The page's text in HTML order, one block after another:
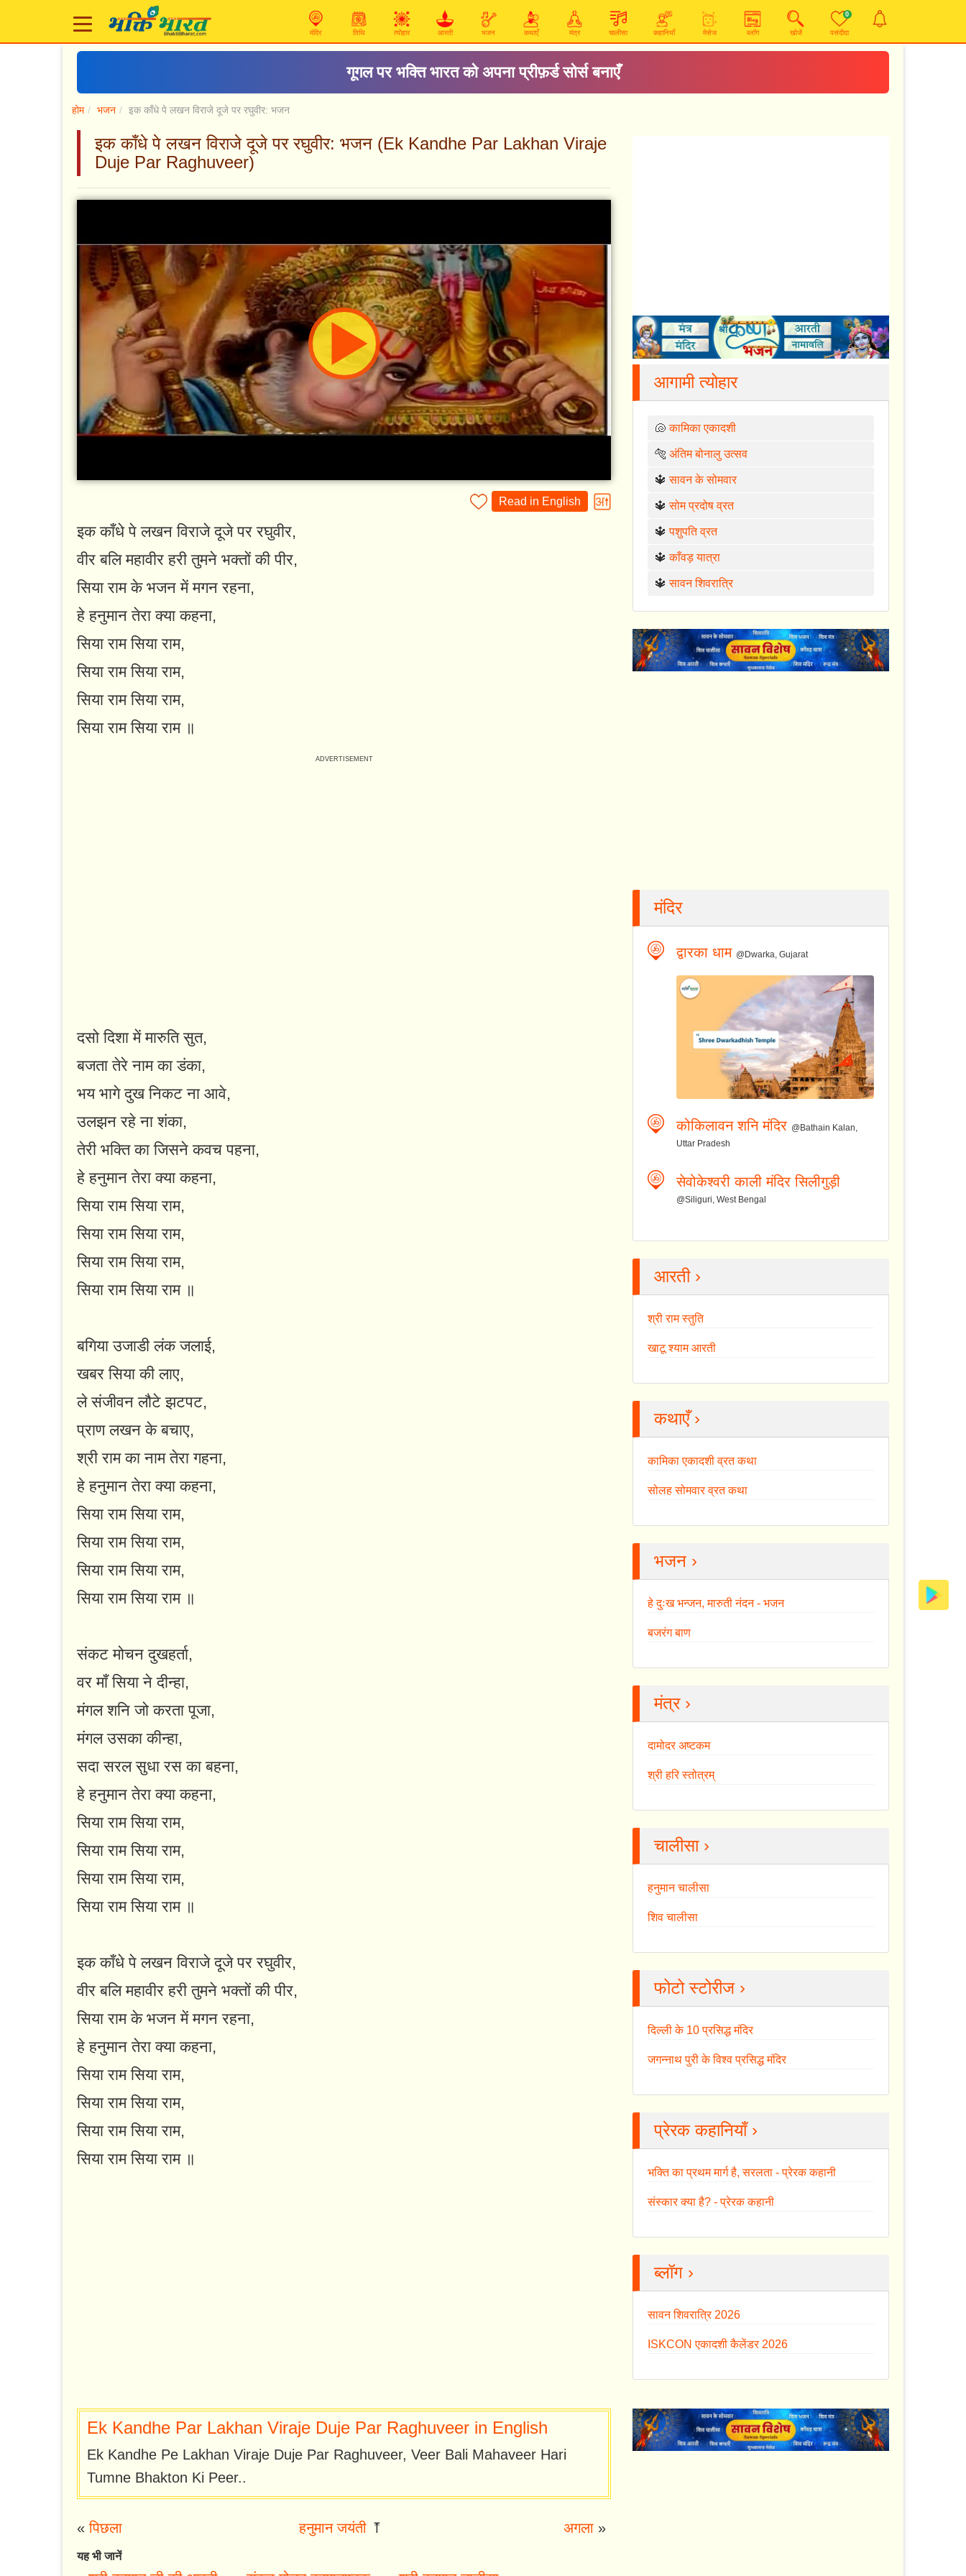
मंदिर तिथि त्योहार आरती भजन कथाएँ मंत्र चालीसा कहानियाँ मेसेज ब्लॉग खोजें
0
पसंदीदा
गूगल पर भक्ति भारत को अपना प्रीफ़र्ड सोर्स बनाएँ
होम भजन इक काँधे पे लखन विराजे दूजे पर रघुवीर: भजन
इक काँधे पे लखन विराजे दूजे पर रघुवीर: भजन (Ek Kandhe Par Lakhan Viraje
Duje Par Raghuveer)
Read in English
इक काँधे पे लखन विराजे दूजे पर रघुवीर,
वीर बलि महावीर हरी तुमने भक्तों की पीर,
सिया राम के भजन में मगन रहना,
हे हनुमान तेरा क्या कहना,
सिया राम सिया राम,
सिया राम सिया राम,
सिया राम सिया राम,
सिया राम सिया राम ॥
दसो दिशा में मारुति सुत,
बजता तेरे नाम का डंका,
भय भागे दुख निकट ना आवे,
उलझन रहे ना शंका,
तेरी भक्ति का जिसने कवच पहना,
हे हनुमान तेरा क्या कहना,
सिया राम सिया राम,
सिया राम सिया राम,
सिया राम सिया राम,
सिया राम सिया राम ॥
बगिया उजाडी लंक जलाई,
खबर सिया की लाए,
ले संजीवन लौटे झटपट,
प्राण लखन के बचाए,
श्री राम का नाम तेरा गहना,
हे हनुमान तेरा क्या कहना,
सिया राम सिया राम,
सिया राम सिया राम,
सिया राम सिया राम,
सिया राम सिया राम ॥
संकट मोचन दुखहर्ता,
वर माँ सिया ने दीन्हा,
मंगल शनि जो करता पूजा,
मंगल उसका कीन्हा,
सदा सरल सुधा रस का बहना,
हे हनुमान तेरा क्या कहना,
सिया राम सिया राम,
सिया राम सिया राम,
सिया राम सिया राम,
सिया राम सिया राम ॥
इक काँधे पे लखन विराजे दूजे पर रघुवीर,
वीर बलि महावीर हरी तुमने भक्तों की पीर,
सिया राम के भजन में मगन रहना,
हे हनुमान तेरा क्या कहना,
सिया राम सिया राम,
सिया राम सिया राम,
सिया राम सिया राम,
सिया राम सिया राम ॥
Ek Kandhe Par Lakhan Viraje Duje Par Raghuveer in English
Ek Kandhe Pe Lakhan Viraje Duje Par Raghuveer, Veer Bali Mahaveer Hari
Tumne Bhakton Ki Peer..
«पिछला हनुमान जयंती ⤒ अगला»
यह भी जानें
आगामी त्योहार
🐚कामिका एकादशी
🐅अंतिम बोनालु उत्सव
🔱सावन के सोमवार
🔱सोम प्रदोष व्रत
🔱पशुपति व्रत
🔱काँवड़ यात्रा
🔱सावन शिवरात्रि
मंदिर
द्वारका धाम @Dwarka, Gujarat
कोकिलावन शनि मंदिर @Bathain Kalan,
Uttar Pradesh
सेवोकेश्वरी काली मंदिर सिलीगुड़ी
@Siliguri, West Bengal
आरती ›
श्री राम स्तुति
खाटू श्याम आरती
कथाएँ ›
कामिका एकादशी व्रत कथा
सोलह सोमवार व्रत कथा
भजन ›
हे दुःख भन्जन, मारुती नंदन - भजन
बजरंग बाण
मंत्र ›
दामोदर अष्टकम
श्री हरि स्तोत्रम्
चालीसा ›
हनुमान चालीसा
शिव चालीसा
फोटो स्टोरीज ›
दिल्ली के 10 प्रसिद्ध मंदिर
जगन्नाथ पुरी के विश्व प्रसिद्ध मंदिर
प्रेरक कहानियाँ ›
भक्ति का प्रथम मार्ग है, सरलता - प्रेरक कहानी
संस्कार क्या है? - प्रेरक कहानी
ब्लॉग ›
सावन शिवरात्रि 2026
ISKCON एकादशी कैलेंडर 2026